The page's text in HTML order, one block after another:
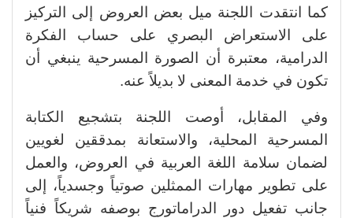
كما انتقدت اللجنة ميل بعض العروض إلى التركيز
على الاستعراض البصري على حساب الفكرة
الدرامية، معتبرة أن الصورة المسرحية ينبغي أن
تكون في خدمة المعنى لا بديلاً عنه.
وفي المقابل، أوصت اللجنة بتشجيع الكتابة
المسرحية المحلية، والاستعانة بمدققين لغويين
لضمان سلامة اللغة العربية في العروض، والعمل
على تطوير مهارات الممثلين صوتياً وجسدياً، إلى
جانب تفعيل دور الدراماتورج بوصفه شريكاً فنياً